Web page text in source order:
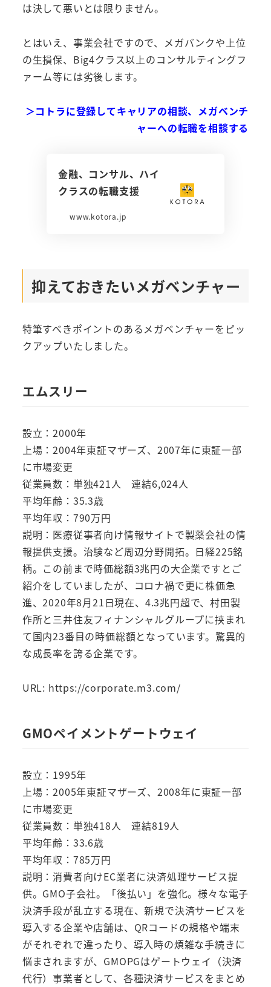
は決して悪いとは限りません。
とはいえ、事業会社ですので、メガバンクや上位
の生損保、Big4クラス以上のコンサルティングフ
ァーム等には劣後します。
＞コトラに登録してキャリアの相談、メガベンチ
ャーへの転職を相談する
金融、コンサル、ハイ
クラスの転職支援
www.kotora.jp
抑えておきたいメガベンチャー
特筆すべきポイントのあるメガベンチャーをピッ
クアップいたしました。
エムスリー
設立：2000年
上場：2004年東証マザーズ、2007年に東証一部
に市場変更
従業員数：単独421人 連結6,024人
平均年齢：35.3歳
平均年収：790万円
説明：医療従事者向け情報サイトで製薬会社の情
報提供支援。治験など周辺分野開拓。日経225銘
柄。この前まで時価総額3兆円の大企業ですとご
紹介をしていましたが、コロナ禍で更に株価急
進、2020年8月21日現在、4.3兆円超で、村田製
作所と三井住友フィナンシャルグループに挟まれ
て国内23番目の時価総額となっています。驚異的
な成長率を誇る企業です。
URL: https://corporate.m3.com/
GMOペイメントゲートウェイ
設立：1995年
上場：2005年東証マザーズ、2008年に東証一部
に市場変更
従業員数：単独418人 連結819人
平均年齢：33.6歳
平均年収：785万円
説明：消費者向けEC業者に決済処理サービス提
供。GMO子会社。「後払い」を強化。様々な電子
決済手段が乱立する現在、新規で決済サービスを
導入する企業や店舗は、QRコードの規格や端末
がそれぞれで違ったり、導入時の煩雑な手続きに
悩まされますが、GMOPGはゲートウェイ（決済
代行）事業者として、各種決済サービスをまとめ